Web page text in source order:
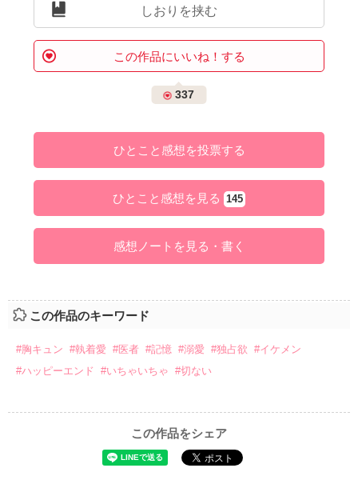
しおりを挟む
この作品にいいね！する
337
ひとこと感想を投票する
ひとこと感想を見る 145
感想ノートを見る・書く
この作品のキーワード
#胸キュン #執着愛 #医者 #記憶 #溺愛 #独占欲 #イケメン
#ハッピーエンド
#いちゃいちゃ #切ない
この作品をシェア